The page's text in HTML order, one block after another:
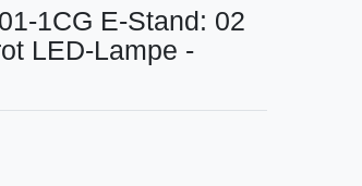
1CG E-Stand: 02
LED-Lampe -